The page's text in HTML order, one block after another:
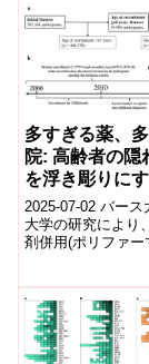
多すぎる薬、
院: 高齢者の隠
を浮き彫りに
究(Too many
too many
New study
adults)
2025-07-02 バース
大学の研究により
剤併用(ポリファー
機...